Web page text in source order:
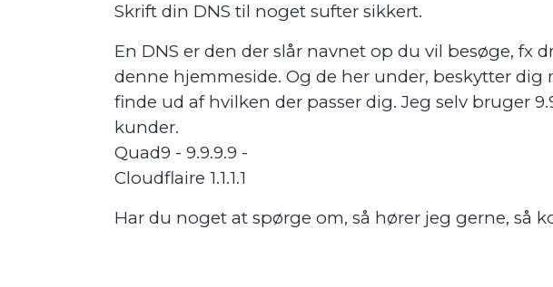
Skrift din DNS til noget sufter sikkert.
En DNS er den der slår navnet op du vil besøge, fx
denne hjemmeside. Og de her under, beskytter
finde ud af hvilken der passer dig. Jeg selv bruger
kunder.
Quad9 - 9.9.9.9 -
Cloudflaire 1.1.1.1
Har du noget at spørge om, så hører jeg gerne, så